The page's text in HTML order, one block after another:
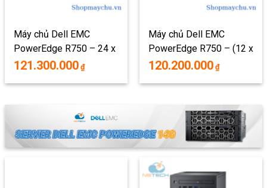
Máy chủ Dell EMC
PowerEdge R750 – 24 x
2.5″
121.300.000 ₫
Máy chủ Dell EMC
PowerEdge R750 – (12 x
3.5″ – 4 x 2.5″)
120.200.000 ₫